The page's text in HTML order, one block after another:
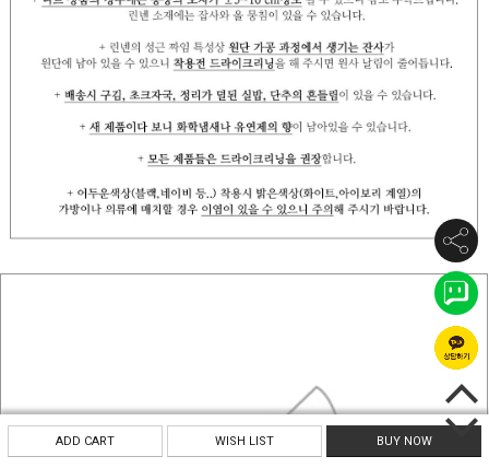
ADD CART WISH LIST BUY NOW